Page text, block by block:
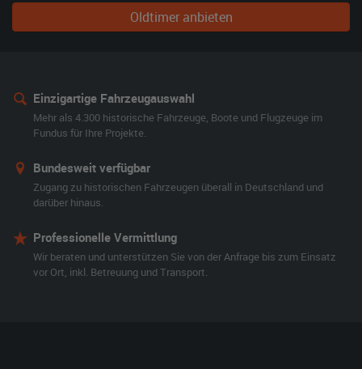
Oldtimer anbieten
Einzigartige Fahrzeugauswahl
Mehr als 4.300 historische Fahrzeuge, Boote und Flugzeuge im
Fundus für Ihre Projekte.
Bundesweit verfügbar
Zugang zu historischen Fahrzeugen überall in Deutschland und
darüber hinaus.
Professionelle Vermittlung
Wir beraten und unterstützen Sie von der Anfrage bis zum Einsatz
vor Ort, inkl. Betreuung und Transport.